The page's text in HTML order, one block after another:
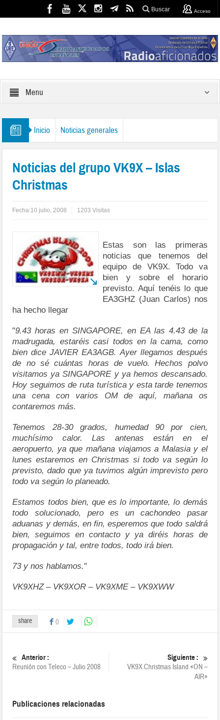
Buscar Acceso
Menu
Inicio Noticias generales
Noticias del grupo VK9X – Islas
Christmas
Fecha:10 julio, 2008 1203 Visitas
Estas son las primeras
noticias que tenemos del
equipo de VK9X. Todo va
bien y sobre el horario
previsto. Aquí tenéis lo que
EA3GHZ (Juan Carlos) nos
ha hecho llegar
"9.43 horas en SINGAPORE, en EA las 4.43 de la
madrugada, estaréis casi todos en la cama, como
bien dice JAVIER EA3AGB. Ayer llegamos después
de no sé cuántas horas de vuelo. Hechos polvo
visitamos ya SINGAPORE y ya hemos descansado.
Hoy seguimos de ruta turística y esta tarde tenemos
una cena con varios OM de aquí, mañana os
contaremos más.
Tenemos 28-30 grados, humedad 90 por cien,
muchísimo calor. Las antenas están en el
aeropuerto, ya que mañana viajamos a Malasia y el
lunes estaremos en Christmas si todo va según lo
previsto, dado que ya tuvimos algún imprevisto pero
todo va según lo planeado.
Estamos todos bien, que es lo importante, lo demás
todo solucionado, pero es un cachondeo pasar
aduanas y demás, en fin, esperemos que todo saldrá
bien, seguimos en contacto y ya diréis horas de
propagación y tal, entre todos, todo irá bien.
73 y nos hablamos."
VK9XHZ– VK9XOR – VK9XME– VK9XWW
share 0
Anterior :
Reunión con Teleco – Julio 2008
Siguiente :
VK9X Christmas Island «ON –
AIR»
Publicaciones relacionadas